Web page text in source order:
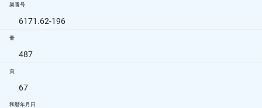
架番号
6171.62-196
冊
487
頁
67
和暦年月日